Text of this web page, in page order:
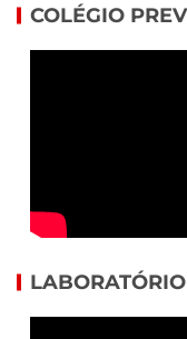
COLÉGIO